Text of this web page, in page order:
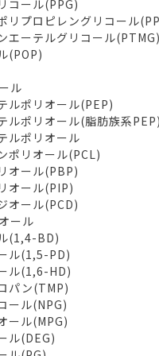
ール(PPG)
プロピレングリコール
ーテルグリコール(PTMG)
(POP)
ル
ポリオール(PEP)
ポリオール(脂肪族系PEP)
ポリオール
リオール(PCL)
オール(PBP)
オール(PIP)
ール(PCD)
ール
(1,4-BD)
ル(1,5-PD)
ル(1,6-HD)
パン(TMP)
ール(NPG)
ル(MPG)
ル(DEG)